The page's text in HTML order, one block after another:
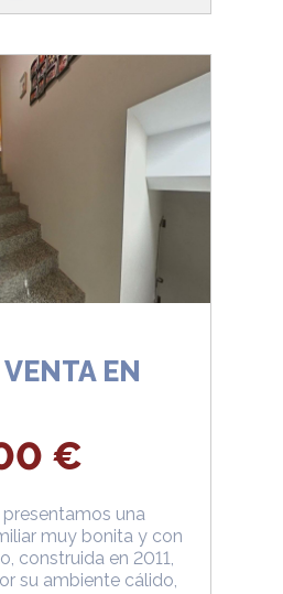
EN
€
una
muy bonita y con
construida en 2011,
su ambiente cálido,